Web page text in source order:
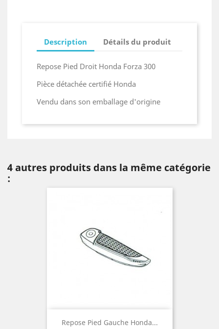
Description Détails du produit
Repose Pied Droit Honda Forza 300
Pièce détachée certifié Honda
Vendu dans son emballage d'origine
4 autres produits dans la même catégorie
:
Repose Pied Gauche Honda...